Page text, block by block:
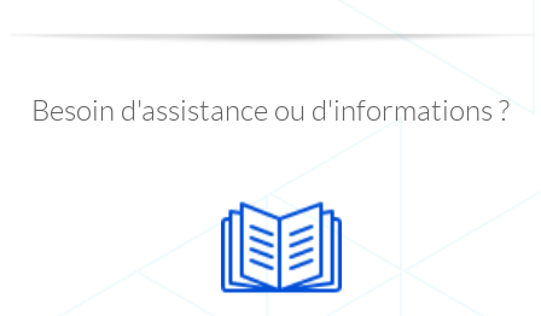
Besoin d'assistance ou d'informations ?